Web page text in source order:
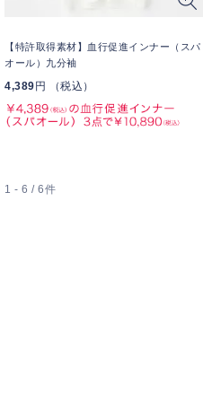
【特許取得素材】血行促進インナー（スパ
オール）九分袖
4,389円 （税込）
1 - 6 / 6件